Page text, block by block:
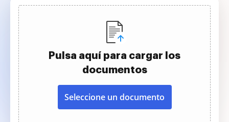
Pulsa aquí para cargar los
documentos
Seleccione un documento